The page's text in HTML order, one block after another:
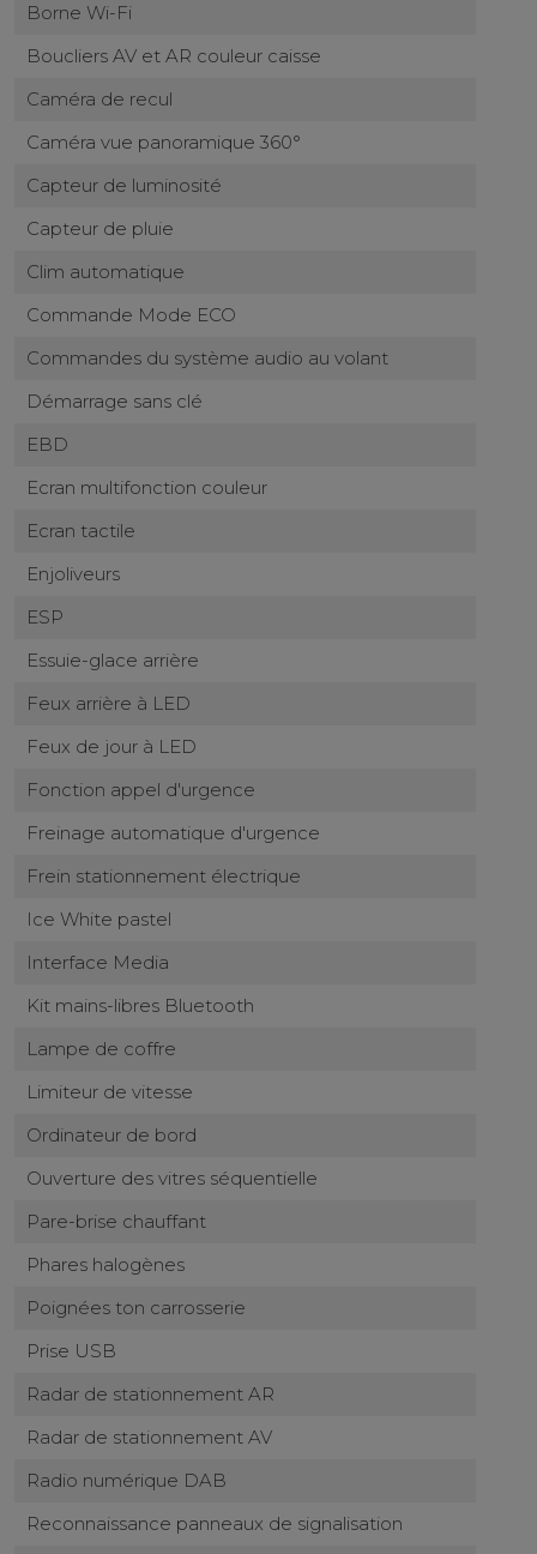
Borne Wi-Fi
Boucliers AV et AR couleur caisse
Caméra de recul
Caméra vue panoramique 360°
Capteur de luminosité
Capteur de pluie
Clim automatique
Commande Mode ECO
Commandes du système audio au volant
Démarrage sans clé
EBD
Ecran multifonction couleur
Ecran tactile
Enjoliveurs
ESP
Essuie-glace arrière
Feux arrière à LED
Feux de jour à LED
Fonction appel d'urgence
Freinage automatique d'urgence
Frein stationnement électrique
Ice White pastel
Interface Media
Kit mains-libres Bluetooth
Lampe de coffre
Limiteur de vitesse
Ordinateur de bord
Ouverture des vitres séquentielle
Pare-brise chauffant
Phares halogènes
Poignées ton carrosserie
Prise USB
Radar de stationnement AR
Radar de stationnement AV
Radio numérique DAB
Reconnaissance panneaux de signalisation